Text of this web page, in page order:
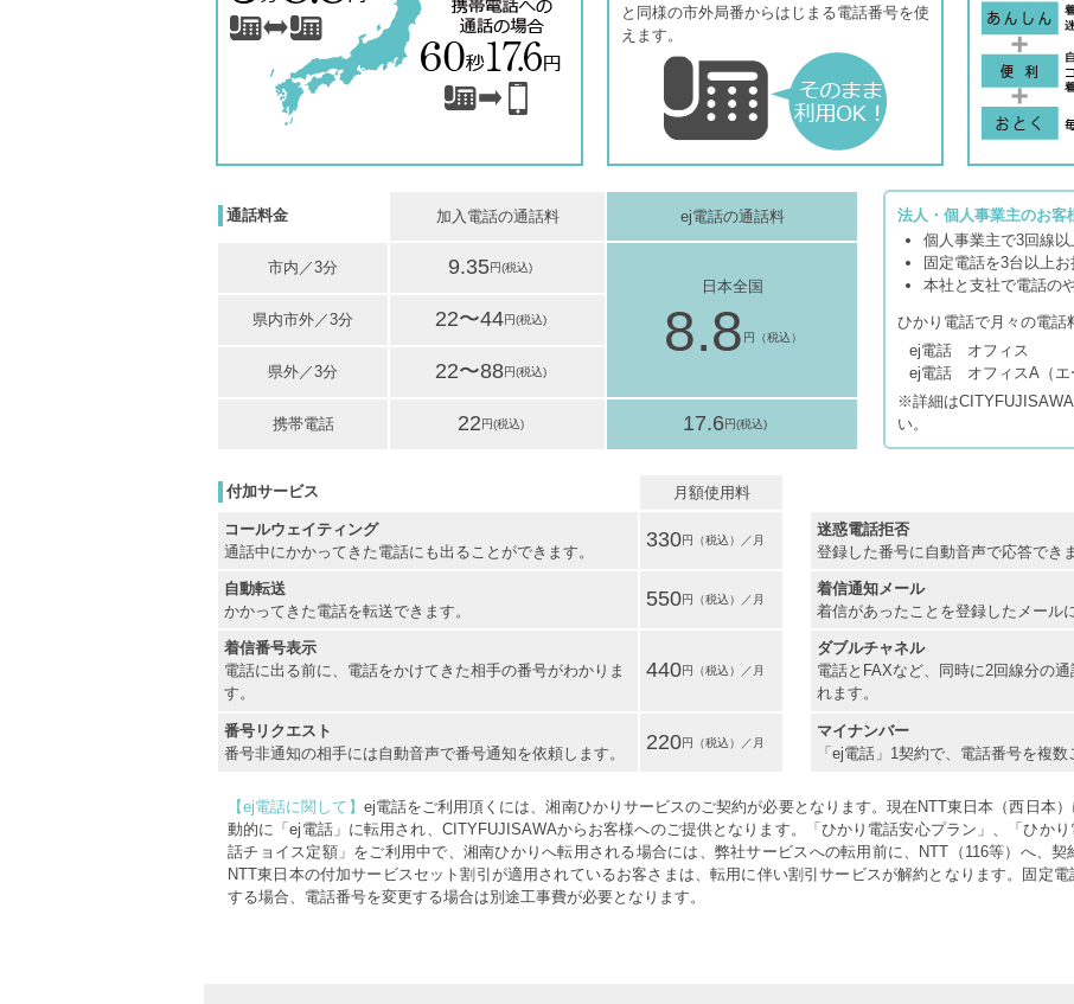
と同様の市外局番からはじまる電話番号を使
えます。
通話料金 加入電話の通話料 ej電話の通話料
市内／3分 9.35
日本全国
8.8
県内市外／3分 22〜44
県外／3分 22〜88
携帯電話 22 17.6
法人・個人事業主のお客
個人事業主で3回線
固定電話を3台以上
本社と支社で電話の
ひかり電話で月々の電話
ej電話 オフィス
ej電話 オフィスA（エ
※詳細は
い。
付加サービス 月額使用料
コールウェイティング
通話中にかかってきた電話にも出ることができます。
330
自動転送
かかってきた電話を転送できます。
550
着信番号表示
電話に出る前に、電話をかけてきた相手の番号がわかりま
す。
440
番号リクエスト
番号非通知の相手には自動音声で番号通知を依頼します。
220
迷惑電話拒否
登録した番号に自動音声で応答できま
着信通知メール
着信があったことを登録したメール
ダブルチャネル
電話とFAXなど、同時に2回線分の
れます。
マイナンバー
「ej電話」1契約で、電話番号を複数
【ej電話に関して】 ej電話をご利用頂くには、湘南ひかりサービスのご契約が必要となります。現在NTT東日本（西日本
動的に「ej電話」に転用され、CITYFUJISAWAからお客様へのご提供となります。「ひかり電話安心プラン」、「ひか
話チョイス定額」をご利用中で、湘南ひかりへ転用される場合には、弊社サービスへの転用前に、NTT（116等）へ、契
NTT東日本の付加サービスセット割引が適用されているお客さまは、転用に伴い割引サービスが解約となります。固定電
する場合、電話番号を変更する場合は別途工事費が必要となります。